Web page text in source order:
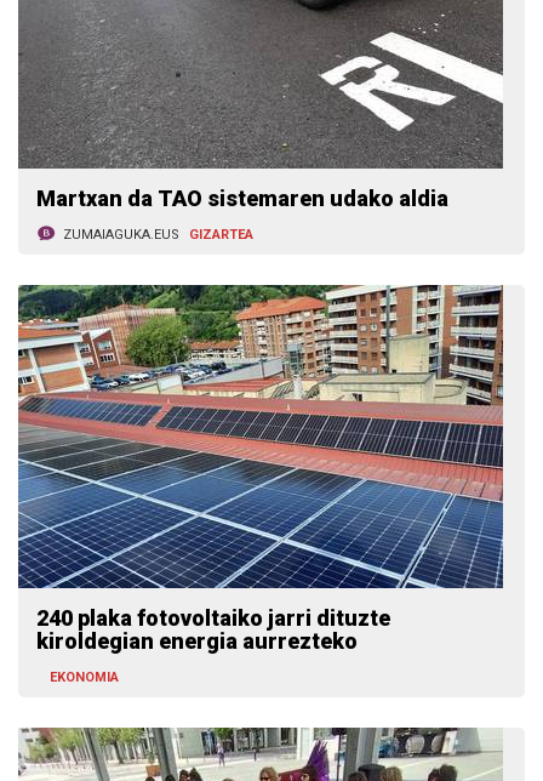
Martxan da TAO sistemaren udako aldia
ZUMAIAGUKA.EUS GIZARTEA
240 plaka fotovoltaiko jarri dituzte
kiroldegian energia aurrezteko
EKONOMIA